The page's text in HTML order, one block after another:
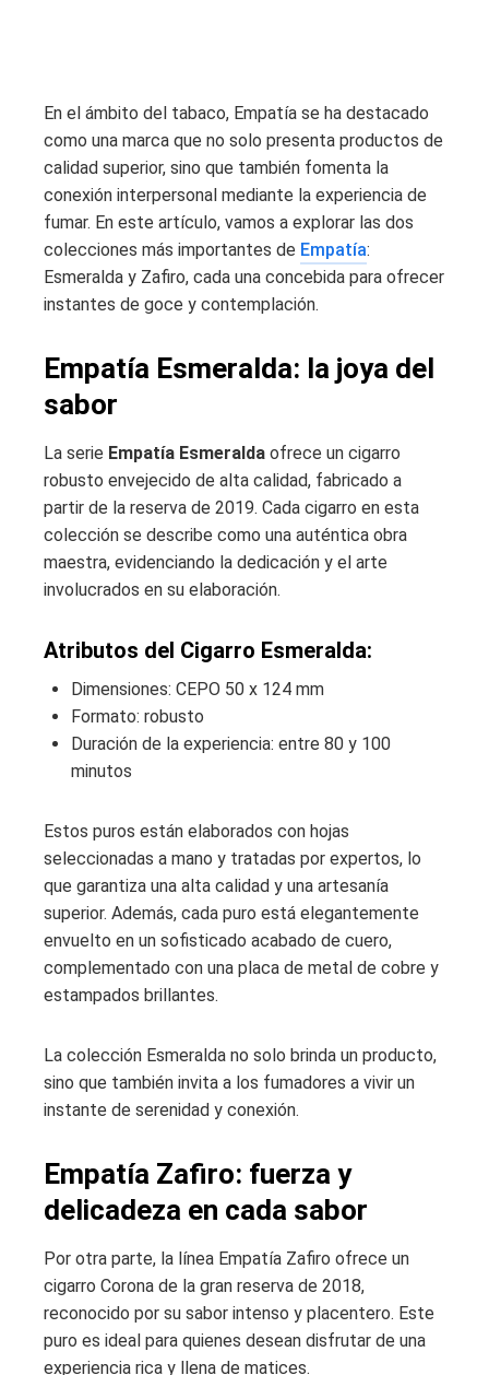
En el ámbito del tabaco, Empatía se ha destacado
como una marca que no solo presenta productos de
calidad superior, sino que también fomenta la
conexión interpersonal mediante la experiencia de
fumar. En este artículo, vamos a explorar las dos
colecciones más importantes de Empatía:
Esmeralda y Zafiro, cada una concebida para ofrecer
instantes de goce y contemplación.
Empatía Esmeralda: la joya del
sabor
La serie Empatía Esmeralda ofrece un cigarro
robusto envejecido de alta calidad, fabricado a
partir de la reserva de 2019. Cada cigarro en esta
colección se describe como una auténtica obra
maestra, evidenciando la dedicación y el arte
involucrados en su elaboración.
Atributos del Cigarro Esmeralda:
Dimensiones: CEPO 50 x 124 mm
Formato: robusto
Duración de la experiencia: entre 80 y 100
minutos
Estos puros están elaborados con hojas
seleccionadas a mano y tratadas por expertos, lo
que garantiza una alta calidad y una artesanía
superior. Además, cada puro está elegantemente
envuelto en un sofisticado acabado de cuero,
complementado con una placa de metal de cobre y
estampados brillantes.
La colección Esmeralda no solo brinda un producto,
sino que también invita a los fumadores a vivir un
instante de serenidad y conexión.
Empatía Zafiro: fuerza y
delicadeza en cada sabor
Por otra parte, la línea Empatía Zafiro ofrece un
cigarro Corona de la gran reserva de 2018,
reconocido por su sabor intenso y placentero. Este
puro es ideal para quienes desean disfrutar de una
experiencia rica y llena de matices.